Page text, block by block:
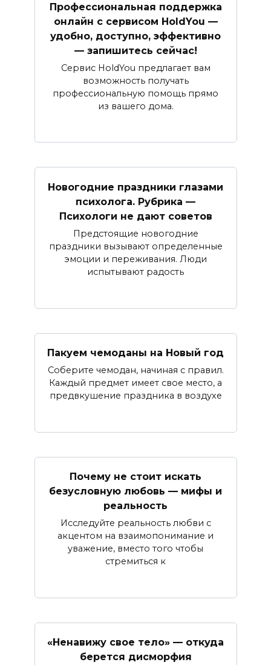
Профессиональная поддержка
онлайн с сервисом HoldYou —
удобно, доступно, эффективно
— запишитесь сейчас!
Сервис HoldYou предлагает вам
возможность получать
профессиональную помощь прямо
из вашего дома.
Новогодние праздники глазами
психолога. Рубрика —
Психологи не дают советов
Предстоящие новогодние
праздники вызывают определенные
эмоции и переживания. Люди
испытывают радость
Пакуем чемоданы на Новый год
Соберите чемодан, начиная с правил.
Каждый предмет имеет свое место, а
предвкушение праздника в воздухе
Почему не стоит искать
безусловную любовь — мифы и
реальность
Исследуйте реальность любви с
акцентом на взаимопонимание и
уважение, вместо того чтобы
стремиться к
«Ненавижу свое тело» — откуда
берется дисморфия